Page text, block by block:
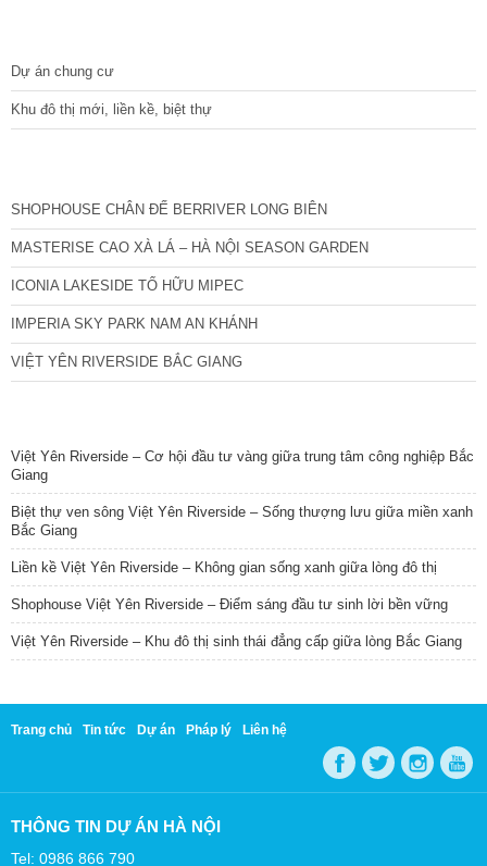
Dự án chung cư
Khu đô thị mới, liền kề, biệt thự
SHOPHOUSE CHÂN ĐẾ BERRIVER LONG BIÊN
MASTERISE CAO XÀ LÁ – HÀ NỘI SEASON GARDEN
ICONIA LAKESIDE TỐ HỮU MIPEC
IMPERIA SKY PARK NAM AN KHÁNH
VIỆT YÊN RIVERSIDE BẮC GIANG
Việt Yên Riverside – Cơ hội đầu tư vàng giữa trung tâm công nghiệp Bắc
Giang
Biệt thự ven sông Việt Yên Riverside – Sống thượng lưu giữa miền xanh
Bắc Giang
Liền kề Việt Yên Riverside – Không gian sống xanh giữa lòng đô thị
Shophouse Việt Yên Riverside – Điểm sáng đầu tư sinh lời bền vững
Việt Yên Riverside – Khu đô thị sinh thái đẳng cấp giữa lòng Bắc Giang
Trang chủ Tin tức Dự án Pháp lý Liên hệ
THÔNG TIN DỰ ÁN HÀ NỘI
Tel: 0986 866 790